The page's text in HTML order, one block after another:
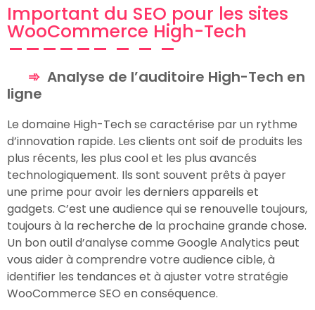
Important du SEO pour les sites
WooCommerce High-Tech
Analyse de l’auditoire High-Tech en
ligne
Le domaine High-Tech se caractérise par un rythme
d’innovation rapide. Les clients ont soif de produits les
plus récents, les plus cool et les plus avancés
technologiquement. Ils sont souvent prêts à payer
une prime pour avoir les derniers appareils et
gadgets. C’est une audience qui se renouvelle toujours,
toujours à la recherche de la prochaine grande chose.
Un bon outil d’analyse comme Google Analytics peut
vous aider à comprendre votre audience cible, à
identifier les tendances et à ajuster votre stratégie
WooCommerce SEO en conséquence.